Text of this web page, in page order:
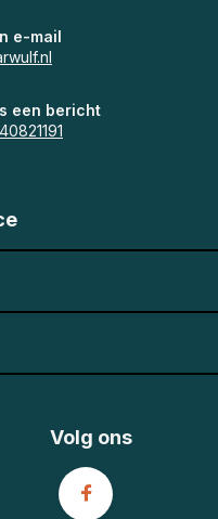
e-mail
een bericht
Volg ons